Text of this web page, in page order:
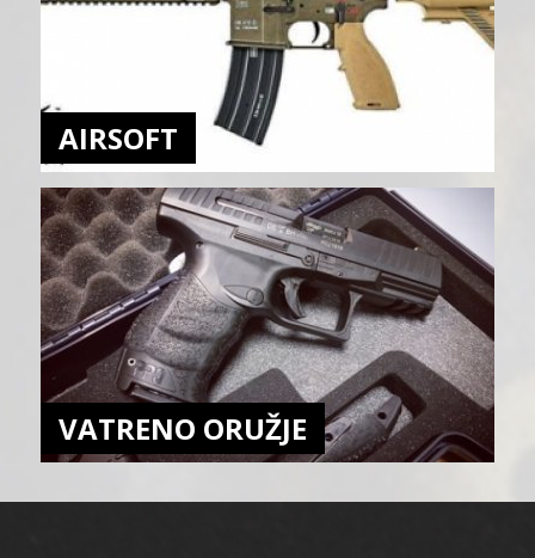
AIRSOFT
VATRENO ORUŽJE